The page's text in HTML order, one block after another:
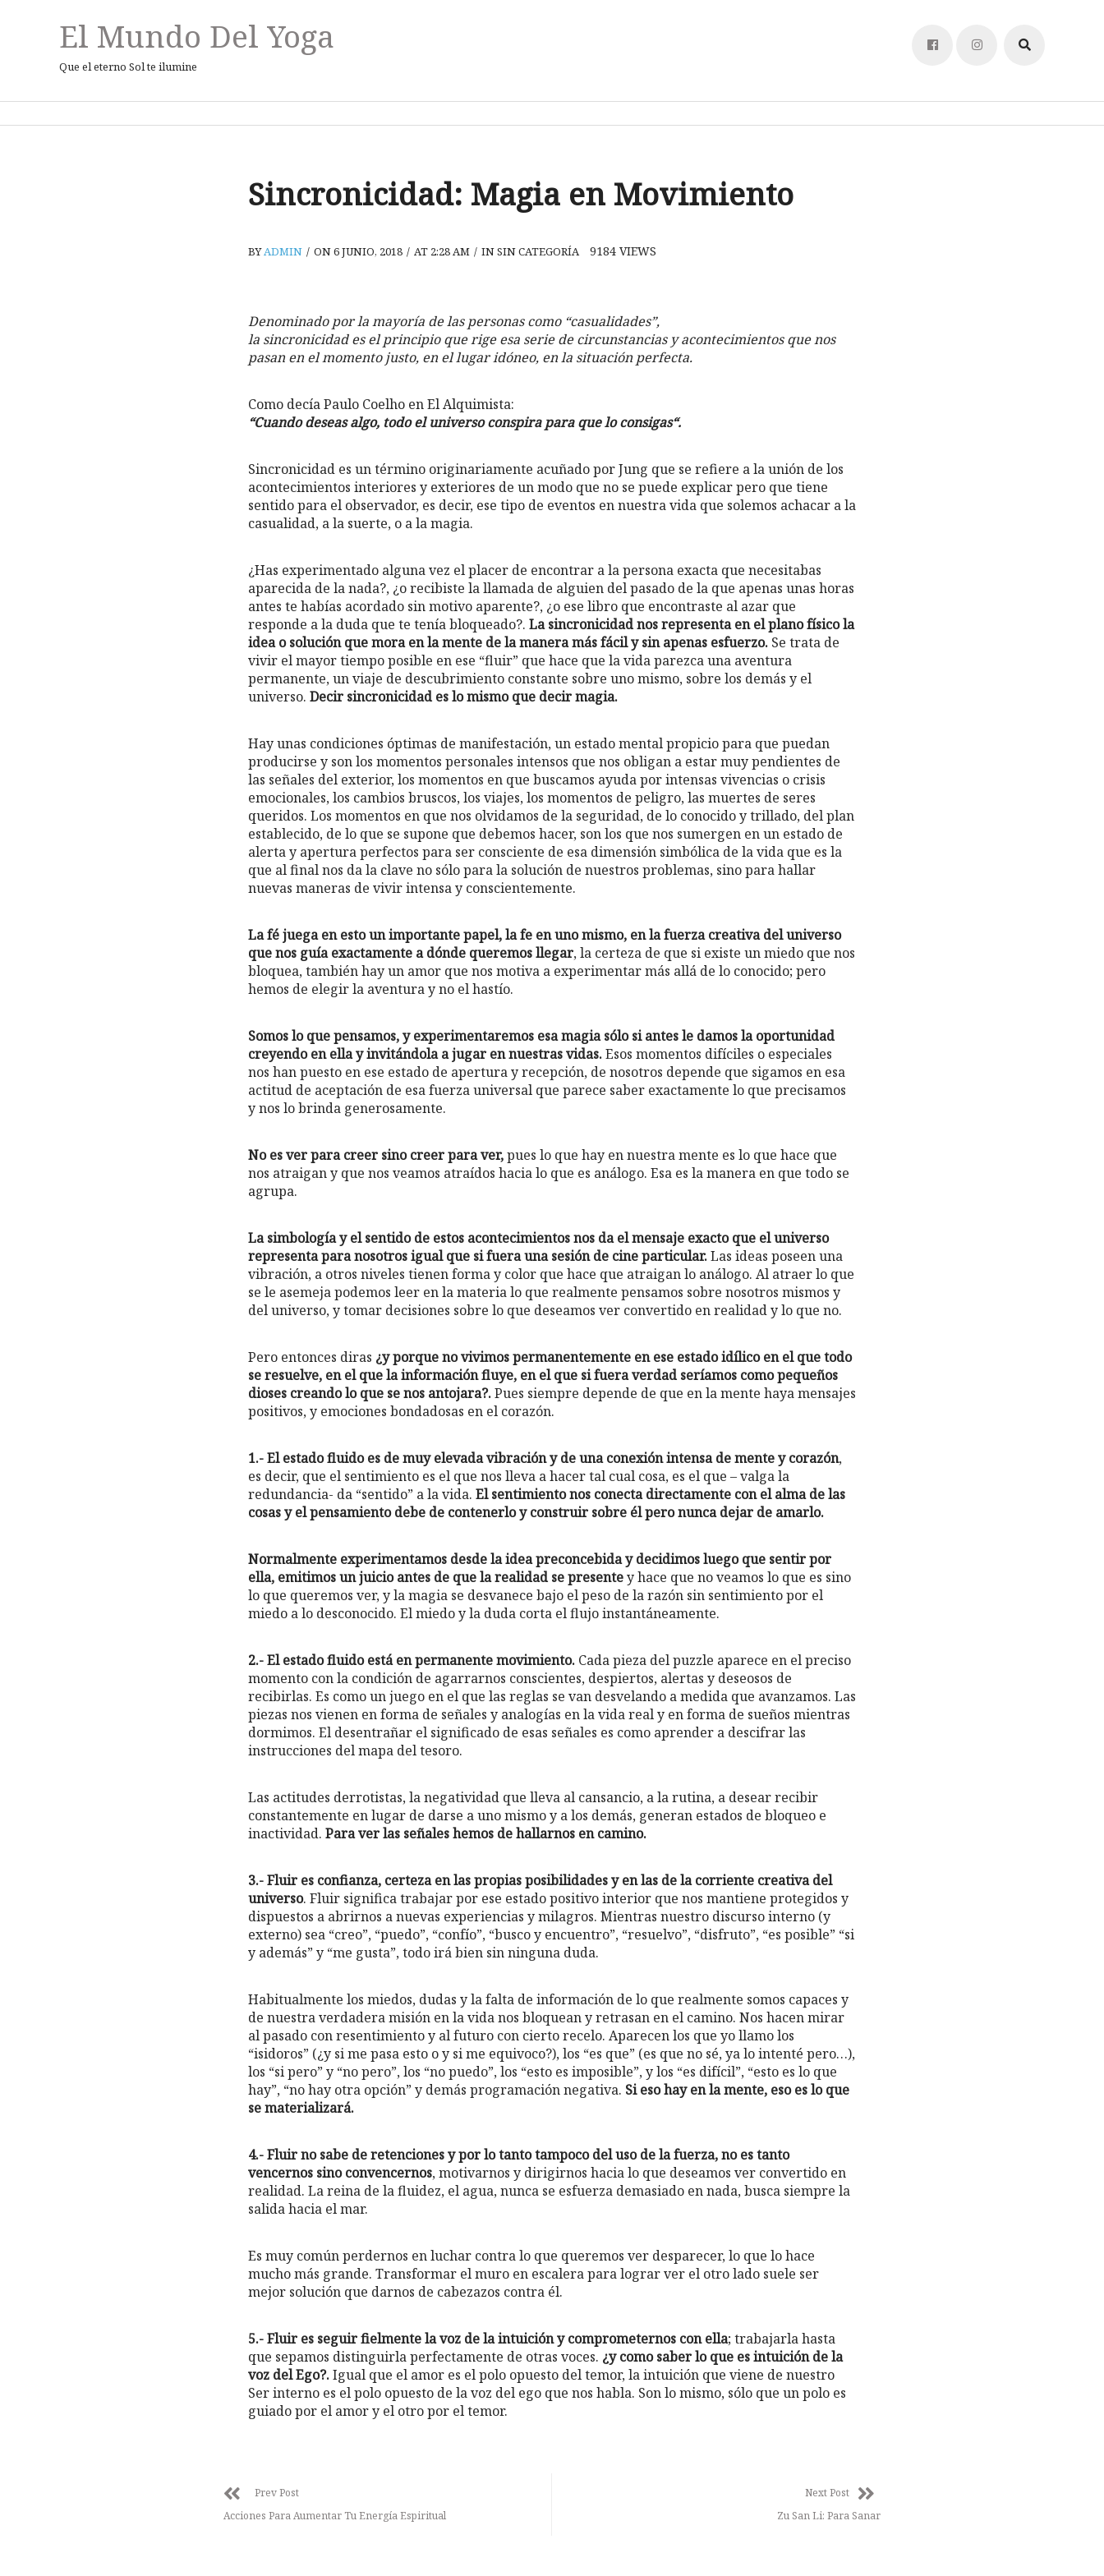
El Mundo Del Yoga
Que el eterno Sol te ilumine
Sincronicidad: Magia en Movimiento
BYADMIN / ON 6 JUNIO, 2018 / AT 2:28 AM / IN SIN CATEGORÍA 9184 VIEWS
Denominado por la mayoría de las personas como “casualidades”,
la sincronicidad es el principio que rige esa serie de circunstancias y acontecimientosque nos
pasan en el momento justo, en el lugar idóneo, en la situación perfecta.
Como decía Paulo Coelho en El Alquimista:
“Cuando deseas algo, todo el universo conspira para que lo consigas“.
Sincronicidad es un término originariamente acuñado por Jung que se refiere a la unión de los
acontecimientos interiores y exteriores de un modo que no se puede explicar pero que tiene
sentido para el observador, es decir, ese tipo de eventos en nuestra vida que solemos achacar a la
casualidad, a la suerte, o a la magia.
¿Has experimentado alguna vez el placer de encontrar a la persona exacta que necesitabas
aparecida de la nada?, ¿o recibiste la llamada de alguien del pasado de la que apenas unas horas
antes te habías acordado sin motivo aparente?, ¿o ese libro que encontraste al azar que
responde a la duda que te tenía bloqueado?. La sincronicidad nos representa en el plano físico la
idea o solución que mora en la mente de la manera más fácil y sin apenas esfuerzo. Se trata de
vivir el mayor tiempo posible en ese “fluir” que hace que la vida parezca una aventura
permanente, un viaje de descubrimiento constante sobre uno mismo, sobre los demás y el
universo. Decir sincronicidad es lo mismo que decir magia.
Hay unas condiciones óptimas de manifestación, un estado mental propicio para que puedan
producirse y son los momentos personales intensos que nos obligan a estar muy pendientes de
las señales del exterior, los momentos en que buscamos ayuda por intensas vivencias o crisis
emocionales, los cambios bruscos, los viajes, los momentos de peligro, las muertes de seres
queridos. Los momentos en que nos olvidamos de la seguridad, de lo conocido y trillado, del plan
establecido, de lo que se supone que debemos hacer, son los que nos sumergen en un estado de
alerta y apertura perfectos para ser consciente de esa dimensión simbólica de la vida que es la
que al final nos da la clave no sólo para la solución de nuestros problemas, sino para hallar
nuevas maneras de vivir intensa y conscientemente.
La fé juega en esto un importante papel, la fe en uno mismo, en la fuerza creativa del universo
que nos guía exactamente a dónde queremos llegar, la certeza de que si existe un miedo que nos
bloquea, también hay un amor que nos motiva a experimentar más allá de lo conocido; pero
hemos de elegir la aventura y no el hastío.
Somos lo que pensamos, y experimentaremos esa magia sólo si antes le damos la oportunidad
creyendo en ella y invitándola a jugar en nuestras vidas.Esos momentos difíciles o especiales
nos han puesto en ese estado de apertura y recepción, de nosotros depende que sigamos en esa
actitud de aceptación de esa fuerza universal que parece saber exactamente lo que precisamos
y nos lo brinda generosamente.
No es ver para creer sino creer para ver,pues lo que hay en nuestra mente es lo que hace que
nos atraigan y que nos veamos atraídos hacia lo que es análogo. Esa es la manera en que todo se
agrupa.
La simbología y el sentido de estos acontecimientos nos da el mensaje exacto que el universo
representa para nosotros igual que si fuera una sesión de cine particular.Las ideas poseen una
vibración, a otros niveles tienen forma y color que hace que atraigan lo análogo. Al atraer lo que
se le asemeja podemos leer en la materia lo que realmente pensamos sobre nosotros mismos y
del universo, y tomar decisiones sobre lo que deseamos ver convertido en realidad y lo que no.
Pero entonces diras ¿y porque no vivimos permanentemente en ese estado idílico en el que todo
se resuelve, en el que la información fluye, en el que si fuera verdad seríamos como pequeños
dioses creando lo que se nos antojara?.Pues siempre depende de que en la mente haya mensajes
positivos, y emociones bondadosas en el corazón.
1.- El estado fluido es de muy elevada vibración y de una conexión intensa de mente y corazón,
es decir, que el sentimiento es el que nos lleva a hacer tal cual cosa, es el que – valga la
redundancia- da “sentido” a la vida. El sentimiento nos conecta directamente con el alma de las
cosas y el pensamiento debe de contenerlo y construir sobre él pero nunca dejar de amarlo.
Normalmente experimentamos desde la idea preconcebida y decidimos luego que sentir por
ella, emitimos un juicio antes de que la realidad se presentey hace que no veamos lo que es sino
lo que queremos ver, y la magia se desvanece bajo el peso de la razón sin sentimiento por el
miedo a lo desconocido. El miedo y la duda corta el flujo instantáneamente.
2.- El estado fluido está en permanente movimiento. Cada pieza del puzzle aparece en el preciso
momento con la condición de agarrarnos conscientes, despiertos, alertas y deseosos de
recibirlas. Es como un juego en el que las reglas se van desvelando a medida que avanzamos. Las
piezas nos vienen en forma de señales y analogías en la vida real y en forma de sueños mientras
dormimos. El desentrañar el significado de esas señales es como aprender a descifrar las
instrucciones del mapa del tesoro.
Las actitudes derrotistas, la negatividad que lleva al cansancio, a la rutina, a desear recibir
constantemente en lugar de darse a uno mismo y a los demás, generan estados de bloqueo e
inactividad. Para ver las señales hemos de hallarnos en camino.
3.- Fluir es confianza, certeza en las propias posibilidades y en las de la corriente creativa del
universo. Fluir significa trabajar por ese estado positivo interior que nos mantiene protegidos y
dispuestos a abrirnos a nuevas experiencias y milagros. Mientras nuestro discurso interno (y
externo) sea “creo”, “puedo”, “confío”, “busco y encuentro”, “resuelvo”, “disfruto”, “es posible” “si
y además” y “me gusta”, todo irá bien sin ninguna duda.
Habitualmente los miedos, dudas y la falta de información de lo que realmente somos capaces y
de nuestra verdadera misión en la vida nos bloquean y retrasan en el camino. Nos hacen mirar
al pasado con resentimiento y al futuro con cierto recelo. Aparecen los que yo llamo los
“isidoros” (¿y si me pasa esto o y si me equivoco?), los “es que” (es que no sé, ya lo intenté pero…),
los “si pero” y “no pero”, los “no puedo”, los “esto es imposible”, y los “es difícil”, “esto es lo que
hay”, “no hay otra opción” y demás programación negativa. Si eso hay en la mente, eso es lo que
se materializará.
4.- Fluir no sabe de retenciones y por lo tanto tampoco del uso de la fuerza, no es tanto
vencernos sino convencernos, motivarnos y dirigirnos hacia lo que deseamos ver convertido en
realidad. La reina de la fluidez, el agua, nunca se esfuerza demasiado en nada, busca siempre la
salida hacia el mar.
Es muy común perdernos en luchar contra lo que queremos ver desparecer, lo que lo hace
mucho más grande. Transformar el muro en escalera para lograr ver el otro lado suele ser
mejor solución que darnos de cabezazos contra él.
5.- Fluir es seguir fielmente la voz de la intuición y comprometernos con ella; trabajarla hasta
que sepamos distinguirla perfectamente de otras voces. ¿y como saber lo que es intuición de la
voz del Ego?.Igual que el amor es el polo opuesto del temor, la intuición que viene de nuestro
Ser interno es el polo opuesto de la voz del ego que nos habla. Son lo mismo, sólo que un polo es
guiado por el amor y el otro por el temor.
Prev Post
Acciones Para Aumentar Tu Energía Espiritual
Next Post
Zu San Li: Para Sanar